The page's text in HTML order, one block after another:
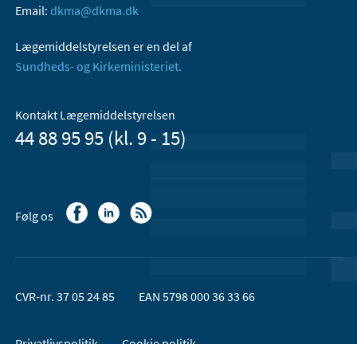
Email: dkma@dkma.dk
Lægemiddelstyrelsen er en del af
Sundheds- og Kirkeministeriet.
Kontakt Lægemiddelstyrelsen
44 88 95 95 (kl. 9 - 15)
Følg os
CVR-nr. 37 05 24 85 EAN 5798 000 36 33 66